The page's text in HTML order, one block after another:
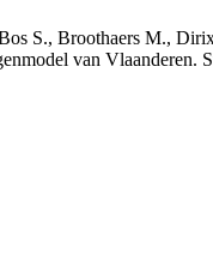
S., Broothaers M.,
van Vlaanderen.